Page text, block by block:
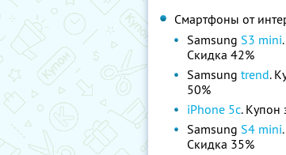
Смартфоны от
Samsung S3 mini
Скидка 42%
Samsung trend.
50%
iPhone 5c. Купон
Samsung S4 mini
Скидка 35%